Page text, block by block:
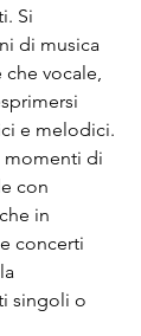
Si
di musica
che vocale,
e melodici.
momenti di
con
in
concerti
singoli o